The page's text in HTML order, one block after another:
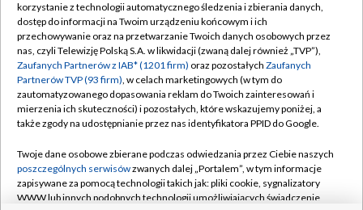
TVP
Abonament TVP
Emisja w TVP
Centrum informacji TVP
Naziemna Telewizja Cyfrowa
Rada Programowa
System NOS
Regulamin TVP
Polityka prywatności
Moje zgody
Pomoc
Kontakt
korzystanie z technologii automatycznego śledzenia i zbierania danych,
dostęp do informacji na Twoim urządzeniu końcowym i ich
przechowywanie oraz na przetwarzanie Twoich danych osobowych przez
nas, czyli Telewizję Polską S.A. w likwidacji (zwaną dalej również „TVP”),
Zaufanych Partnerów z IAB* (1201 firm) oraz pozostałych Zaufanych
Partnerów TVP (93 firm), w celach marketingowych (w tym do
zautomatyzowanego dopasowania reklam do Twoich zainteresowań i
mierzenia ich skuteczności) i pozostałych, które wskazujemy poniżej, a
także zgody na udostępnianie przez nas identyfikatora PPID do Google.
Twoje dane osobowe zbierane podczas odwiedzania przez Ciebie naszych
poszczególnych serwisówzwanych dalej „Portalem”, w tym informacje
zapisywane za pomocą technologii takich jak: pliki cookie, sygnalizatory
WWW lub innych podobnych technologii umożliwiających świadczenie